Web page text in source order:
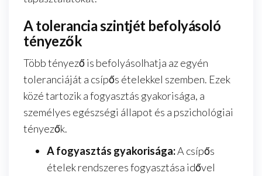
A tolerancia szintjét befolyásoló
tényezők
Több tényező is befolyásolhatja az egyén
toleranciáját a csípős ételekkel szemben. Ezek
közé tartozik a fogyasztás gyakorisága, a
személyes egészségi állapot és a pszichológiai
tényezők.
A fogyasztás gyakorisága:A csípős
ételek rendszeres fogyasztása idővel